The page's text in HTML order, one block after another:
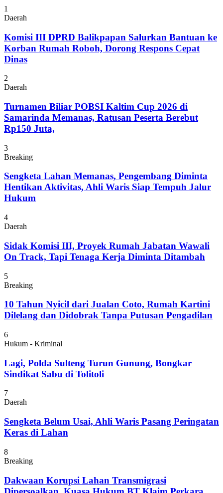
1
Daerah
Komisi III DPRD Balikpapan Salurkan Bantuan ke
Korban Rumah Roboh, Dorong Respons Cepat
Dinas
2
Daerah
Turnamen Biliar POBSI Kaltim Cup 2026 di
Samarinda Memanas, Ratusan Peserta Berebut
Rp150 Juta,
3
Breaking
Sengketa Lahan Memanas, Pengembang Diminta
Hentikan Aktivitas, Ahli Waris Siap Tempuh Jalur
Hukum
4
Daerah
Sidak Komisi III, Proyek Rumah Jabatan Wawali
On Track, Tapi Tenaga Kerja Diminta Ditambah
5
Breaking
10 Tahun Nyicil dari Jualan Coto, Rumah Kartini
Dilelang dan Didobrak Tanpa Putusan Pengadilan
6
Hukum - Kriminal
Lagi, Polda Sulteng Turun Gunung, Bongkar
Sindikat Sabu di Tolitoli
7
Daerah
Sengketa Belum Usai, Ahli Waris Pasang Peringatan
Keras di Lahan
8
Breaking
Dakwaan Korupsi Lahan Transmigrasi